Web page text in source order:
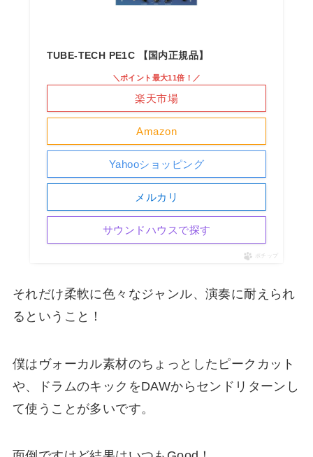
TUBE-TECH PE1C 【国内正規品】
Amazon
＼ポイント最大11倍！／
楽天市場
Yahooショッピング
メルカリ
サウンドハウスで探す
ポチップ
それだけ柔軟に色々なジャンル、演奏に耐えられ
るということ！
僕はヴォーカル素材のちょっとしたピークカット
や、ドラムのキックをDAWからセンドリターンし
て使うことが多いです。